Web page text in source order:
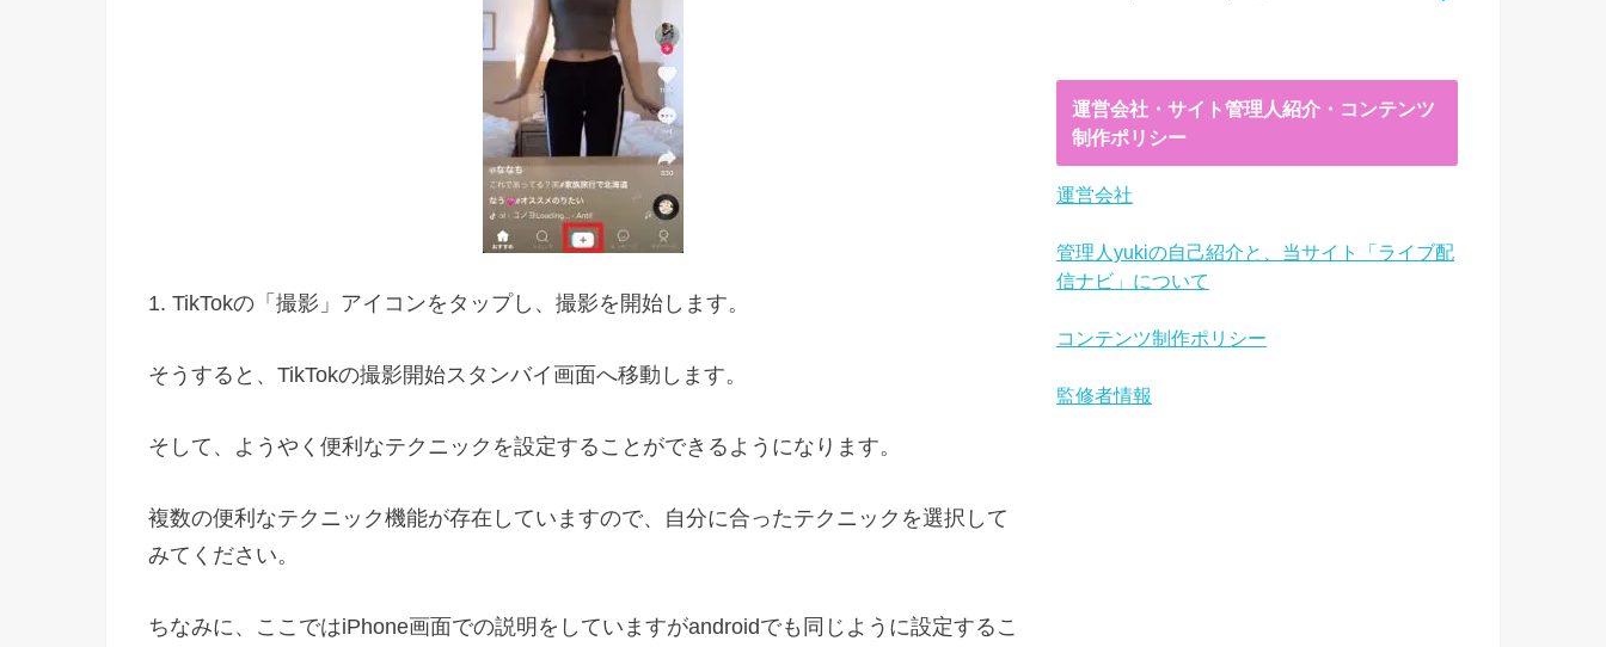
1. TikTokの「撮影」アイコンをタップし、撮影を開始します。
そうすると、TikTokの撮影開始スタンバイ画面へ移動します。
そして、ようやく便利なテクニックを設定することができるようになります。
複数の便利なテクニック機能が存在していますので、自分に合ったテクニックを選択して
みてください。
ちなみに、ここではiPhone画面での説明をしていますがandroidでも同じように設定するこ
運営会社・サイト管理人紹介・コンテンツ
制作ポリシー
運営会社
管理人yukiの自己紹介と、当サイト「ライブ配
信ナビ」について
コンテンツ制作ポリシー
監修者情報